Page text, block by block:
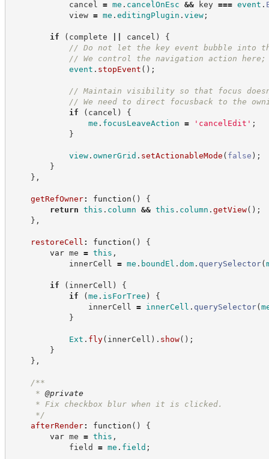
cancel = me . cancelOnEsc && key === event .
view = me . editingPlugin . view;
if ( complete cancel )
{
// Do not let the key event bubble into
// We control the navigation action
event . stopEvent ( ) ;
// Maintain visibility so that focus
// We need to direct focusback to the
if
( cancel )
{
me . focusLeaveAction = ' cancelEdit ' ;
}
view. ownerGrid . setActionableMode ( false ) ;
}
} ,
getRefOwner: function ( )
{
return this . column && this . column . getView( ) ;
} ,
restoreCell : function ( )
{
var me = this ,
innerCell = me . boundEl . dom. querySelector(
if ( innerCell )
{
if
(me . isForTree )
{
innerCell = innerCell . querySelector(
}
Ext . fly( innerCell ) . show( ) ;
}
} ,
/**
* @private
* Fix checkbox blur when it is clicked.
*/
afterRender: function ( )
{
var me = this ,
field = me . field ;